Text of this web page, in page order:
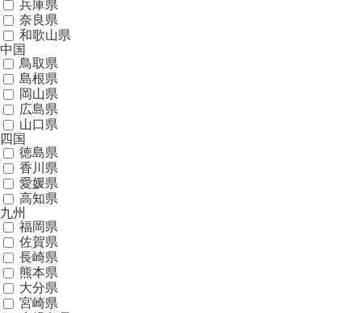
兵庫県
奈良県
和歌山県
中国
鳥取県
島根県
岡山県
広島県
山口県
四国
徳島県
香川県
愛媛県
高知県
九州
福岡県
佐賀県
長崎県
熊本県
大分県
宮崎県